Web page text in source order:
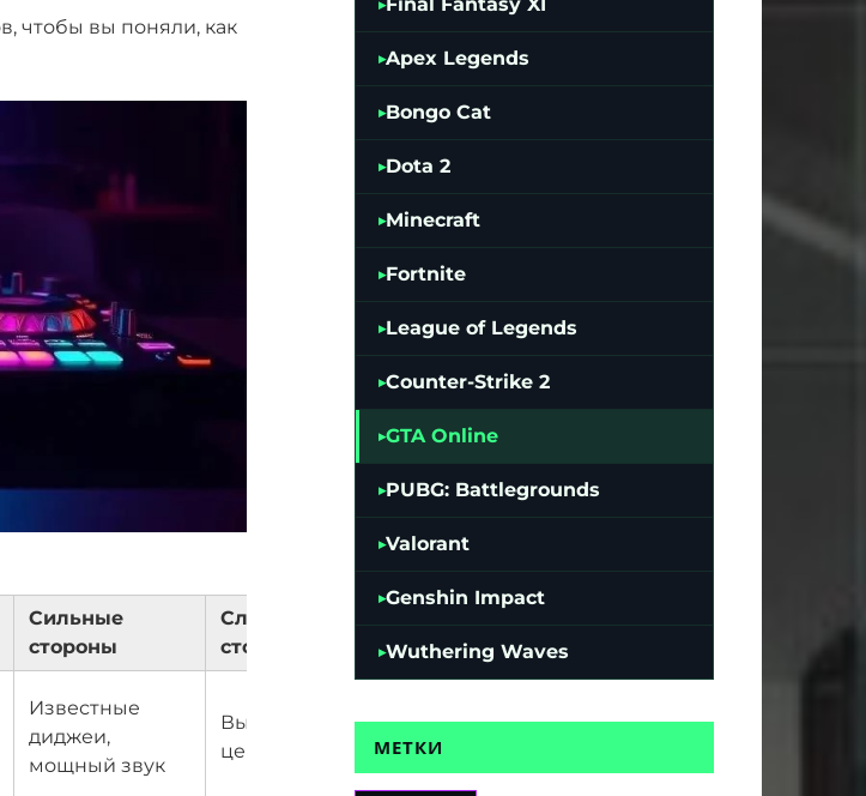
чтобы вы поняли, как
Сильные
стороны
Слабые
стороны
Известные
диджеи,
мощный звук
Высокие
цены, теснота
Apex Legends
Bongo Cat
Dota 2
Minecraft
Fortnite
League of Legends
Counter-Strike 2
GTA Online
PUBG: Battlegrounds
Valorant
Genshin Impact
Wuthering Waves
МЕТКИ